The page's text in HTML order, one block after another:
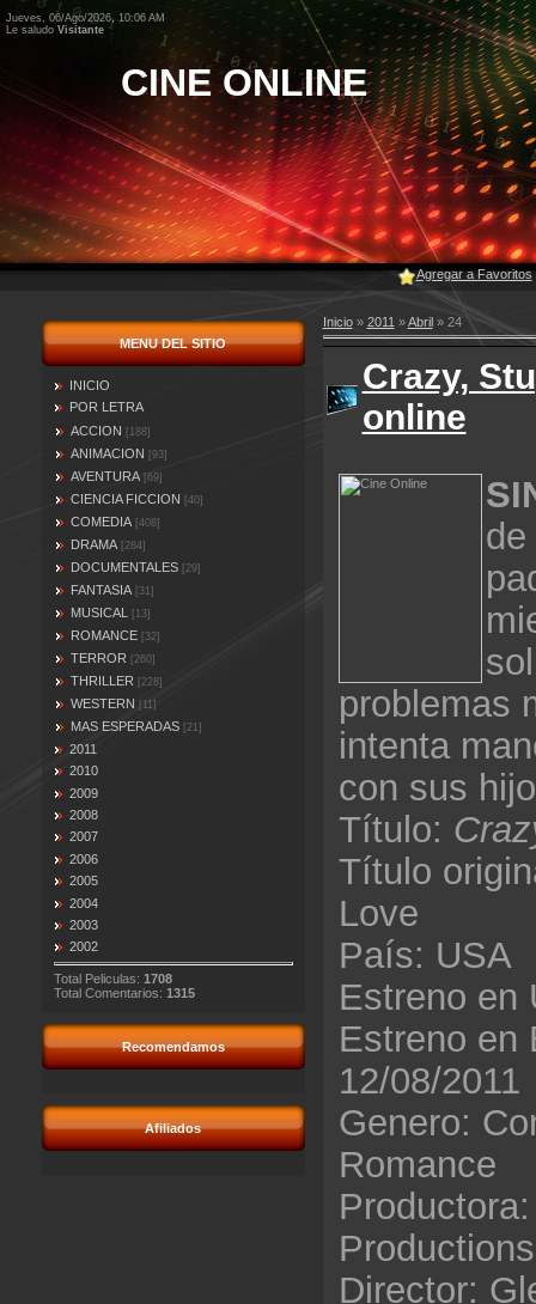
Jueves, 06/Ago/2026, 10:06 AM
Le saludo Visitante
CINE ONLINE
Agregar a Favoritos
MENU DEL SITIO
INICIO
POR LETRA
ACCION
[188]
ANIMACION [93]
AVENTURA [69]
CIENCIA FICCION [40]
COMEDIA [408]
DRAMA [284]
DOCUMENTALES [29]
FANTASIA [31]
MUSICAL [13]
ROMANCE [32]
TERROR [260]
THRILLER [228]
WESTERN [11]
MAS ESPERADAS [21]
2011
2010
2009
2008
2007
2006
2005
2004
2003
2002
Total Peliculas: 1708
Total Comentarios: 1315
Recomendamos
Afiliados
Inicio» 2011 » Abril » 24
Crazy,
online
de
problemas
intenta
con sus
Título:
Título
Love
País: USA
Estreno en
Estreno en
12/08/2011
Genero:
Romance
Director: